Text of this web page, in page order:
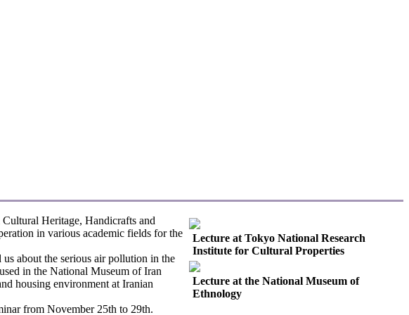
Lecture at Tokyo National Research
Institute for Cultural Properties
Lecture at the National Museum of
Ethnology
Heritage, Handicrafts and
in various academic fields for the
about the serious air pollution in the
in the National Museum of Iran
housing environment at Iranian
from November 25th to 29th.